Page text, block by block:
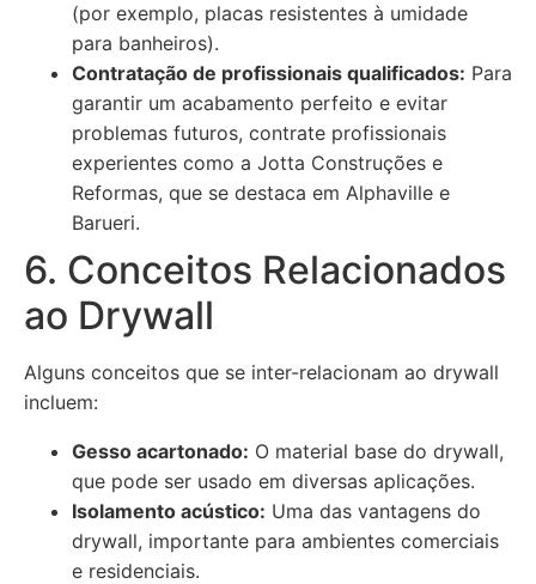
(por exemplo, placas resistentes à umidade
para banheiros).
Contratação de profissionais qualificados: Para
garantir um acabamento perfeito e evitar
problemas futuros, contrate profissionais
experientes como a Jotta Construções e
Reformas, que se destaca em Alphaville e
Barueri.
6. Conceitos Relacionados
ao Drywall
Alguns conceitos que se inter-relacionam ao drywall
incluem:
Gesso acartonado: O material base do drywall,
que pode ser usado em diversas aplicações.
Isolamento acústico: Uma das vantagens do
drywall, importante para ambientes comerciais
e residenciais.